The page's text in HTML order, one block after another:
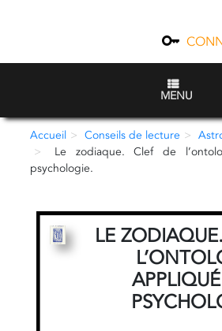
MENU
Accueil Conseils de lecture
Le zodiaque. Clef de
psychologie.
LE